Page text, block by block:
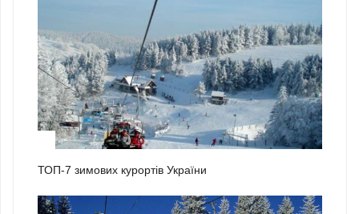
ТОП-7 зимових курортів України